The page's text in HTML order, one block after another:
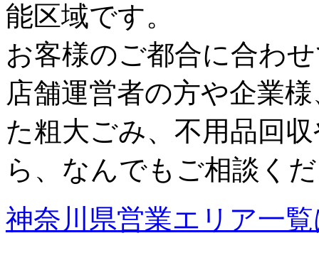
能区域です。
お客様のご都合に合わ
店舗運営者の方や企業
た粗大ごみ、不用品回
ら、なんでもご相談く
神奈川県営業エリア一